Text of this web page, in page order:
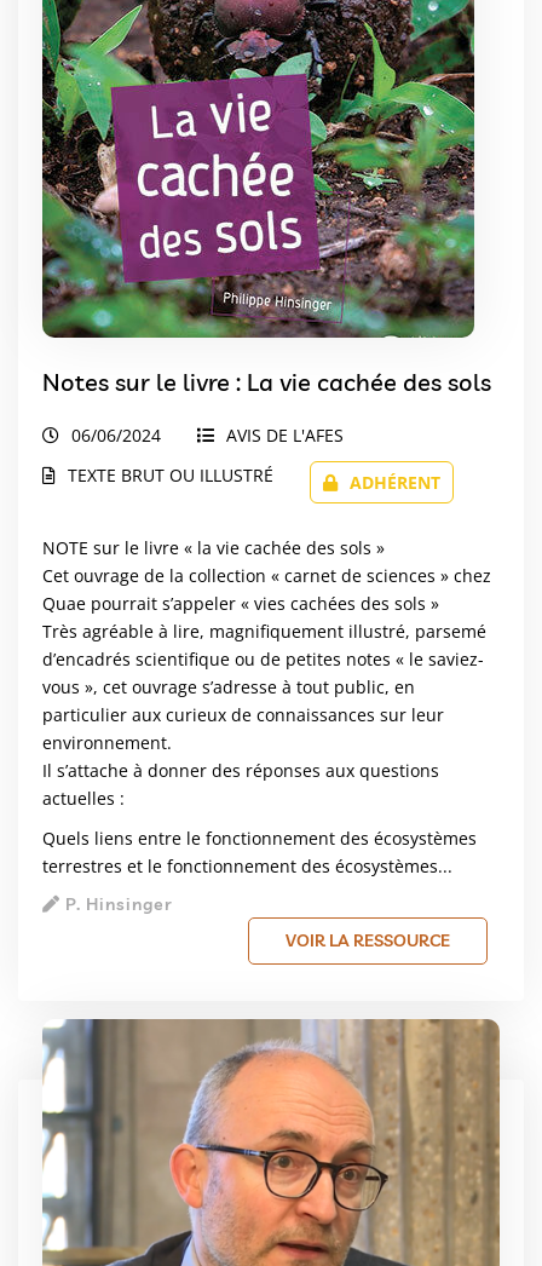
Notes sur le livre : La vie cachée des sols
06/06/2024
AVIS DE L'AFES
TEXTE BRUT OU ILLUSTRÉ
ADHÉRENT
NOTE sur le livre « la vie cachée des sols »
Cet ouvrage de la collection « carnet de sciences » chez
Quae pourrait s’appeler « vies cachées des sols »
Très agréable à lire, magnifiquement illustré, parsemé
d’encadrés scientifique ou de petites notes « le saviez-
vous », cet ouvrage s’adresse à tout public, en
particulier aux curieux de connaissances sur leur
environnement.
Il s’attache à donner des réponses aux questions
actuelles :
Quels liens entre le fonctionnement des écosystèmes
terrestres et le fonctionnement des écosystèmes...
P. Hinsinger
VOIR LA RESSOURCE